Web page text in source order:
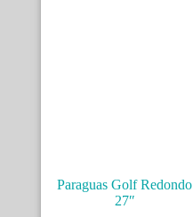
Paraguas Golf Redondo
27″